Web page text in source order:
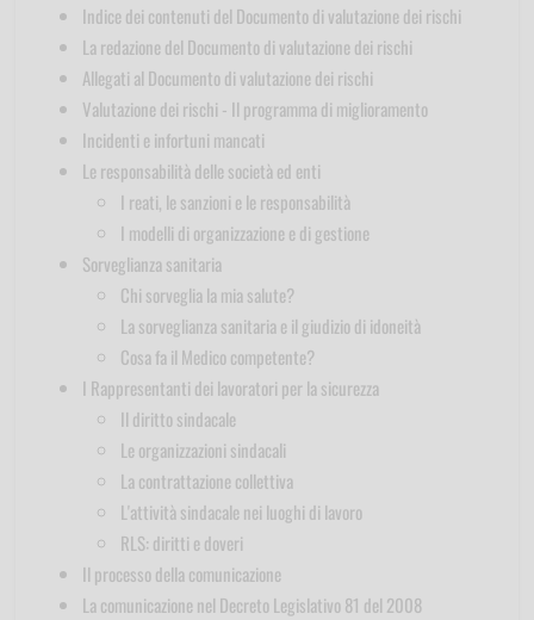
Indice dei contenuti del Documento di valutazione dei rischi
La redazione del Documento di valutazione dei rischi
Allegati al Documento di valutazione dei rischi
Valutazione dei rischi - Il programma di miglioramento
Incidenti e infortuni mancati
Le responsabilità delle società ed enti
I reati, le sanzioni e le responsabilità
I modelli di organizzazione e di gestione
Sorveglianza sanitaria
Chi sorveglia la mia salute?
La sorveglianza sanitaria e il giudizio di idoneità
Cosa fa il Medico competente?
I Rappresentanti dei lavoratori per la sicurezza
Il diritto sindacale
Le organizzazioni sindacali
La contrattazione collettiva
L'attività sindacale nei luoghi di lavoro
RLS: diritti e doveri
Il processo della comunicazione
La comunicazione nel Decreto Legislativo 81 del 2008